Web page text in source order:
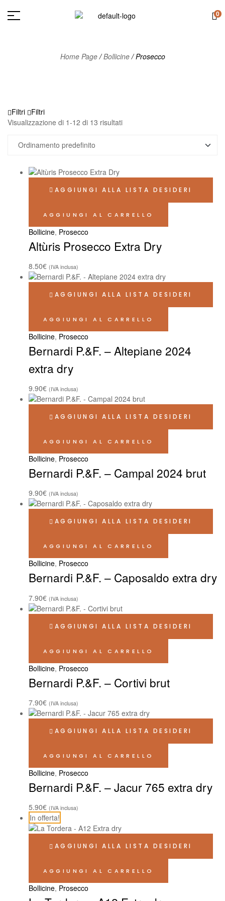
0
Home Page / Bollicine /Prosecco
Filtri
Filtri
Visualizzazione di 1-12 di 13 risultati
AGGIUNGI ALLA LISTA DESIDERI
AGGIUNGI AL CARRELLO
Bollicine, Prosecco
Altùris Prosecco Extra Dry
8.50€ (IVA inclusa)
AGGIUNGI ALLA LISTA DESIDERI
AGGIUNGI AL CARRELLO
Bollicine, Prosecco
Bernardi P.&F. – Altepiane 2024
extra dry
9.90€ (IVA inclusa)
AGGIUNGI ALLA LISTA DESIDERI
AGGIUNGI AL CARRELLO
Bollicine, Prosecco
Bernardi P.&F. – Campal 2024 brut
9.90€ (IVA inclusa)
AGGIUNGI ALLA LISTA DESIDERI
AGGIUNGI AL CARRELLO
Bollicine, Prosecco
Bernardi P.&F. – Caposaldo extra dry
7.90€ (IVA inclusa)
AGGIUNGI ALLA LISTA DESIDERI
AGGIUNGI AL CARRELLO
Bollicine, Prosecco
Bernardi P.&F. – Cortivi brut
7.90€ (IVA inclusa)
AGGIUNGI ALLA LISTA DESIDERI
AGGIUNGI AL CARRELLO
Bollicine, Prosecco
Bernardi P.&F. – Jacur 765 extra dry
5.90€ (IVA inclusa)
In offerta!
AGGIUNGI ALLA LISTA DESIDERI
AGGIUNGI AL CARRELLO
Bollicine, Prosecco